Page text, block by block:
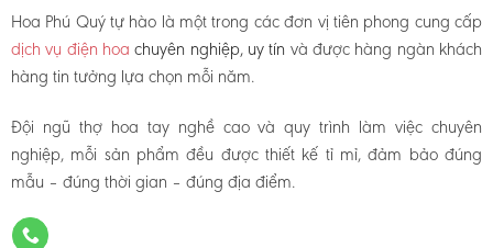
Hoa Phú Quý tự hào là một trong các đơn vị tiên phong cung cấp
dịch vụ điện hoachuyên nghiệp, uy tín và được hàng ngàn khách
hàng tin tưởng lựa chọn mỗi năm.
Đội ngũ thợ hoa tay nghề cao và quy trình làm việc chuyên
nghiệp, mỗi sản phẩm đều được thiết kế tỉ mỉ, đảm bảo đúng
mẫu – đúng thời gian – đúng địa điểm.